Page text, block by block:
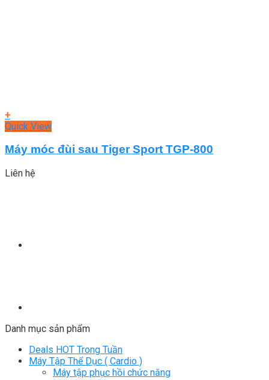
+
Quick View
Máy móc đùi sau Tiger Sport TGP-800
Liên hệ
Danh mục sản phẩm
Deals HOT Trong Tuần
Máy Tập Thể Dục ( Cardio )
Máy tập phục hồi chức năng